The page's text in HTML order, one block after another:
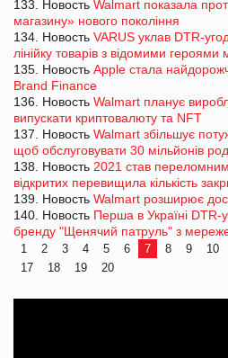
133. Новость Walmart показала
магазину» нового покоління
134. Новость VARUS уклав DTR-
лінійку товарів з відомими героями
135. Новость Apple стала
Brand Finance
136. Новость Walmart планує
випускати криптовалюту та NFT
137. Новость Walmart збільшує
щоб обслуговувати 30 мільйонів
138. Новость 2021 став переломним
відкритих перевищила кількість
139. Новость Walmart розширює
140. Новость Перша в Україні
бренду "Щенячий патруль" з
1 2 3 4 5 6 7 8 9 10
17
18 19 20